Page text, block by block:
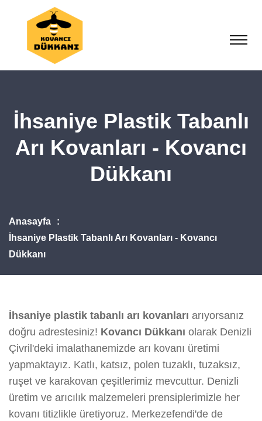
İhsaniye Plastik Tabanlı
Arı Kovanları - Kovancı
Dükkanı
Anasayfa
İhsaniye Plastik Tabanlı Arı Kovanları - Kovancı
Dükkanı
İhsaniye plastik tabanlı arı kovanları arıyorsanız
doğru adrestesiniz! Kovancı Dükkanı olarak Denizli
Çivril'deki imalathanemizde arı kovanı üretimi
yapmaktayız. Katlı, katsız, polen tuzaklı, tuzaksız,
ruşet ve karakovan çeşitlerimiz mevcuttur. Denizli
üretim ve arıcılık malzemeleri prensiplerimizle her
kovanı titizlikle üretiyoruz. Merkezefendi'de de